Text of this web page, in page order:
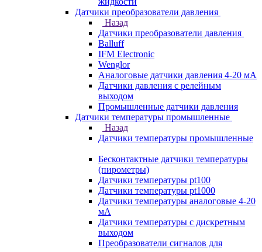
Датчики преобразователи давления
Назад
Датчики преобразователи давления
Balluff
IFM Electronic
Wenglor
Аналоговые датчики давления 4-20 мА
Датчики давления с релейным
выходом
Промышленные датчики давления
Датчики температуры промышленные
Назад
Датчики температуры промышленные
Бесконтактные датчики температуры
(пирометры)
Датчики температуры pt100
Датчики температуры pt1000
Датчики температуры аналоговые 4-20
мА
Датчики температуры с дискретным
выходом
Преобразователи сигналов для